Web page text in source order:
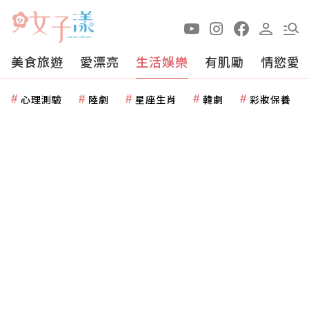
美食旅遊 愛漂亮 生活娛樂 有肌勵 情慾愛
心理測驗 陸劇 星座生肖 韓劇 彩妝保養